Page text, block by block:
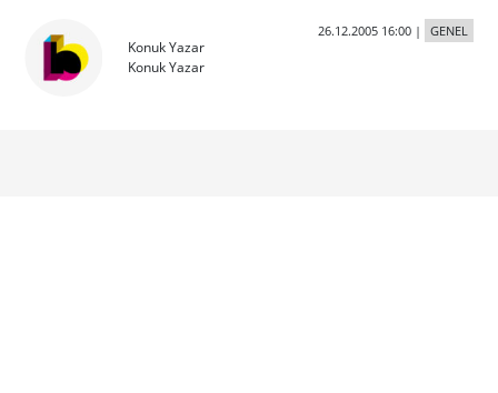
Konuk Yazar
Konuk Yazar
26.12.2005 16:00| GENEL